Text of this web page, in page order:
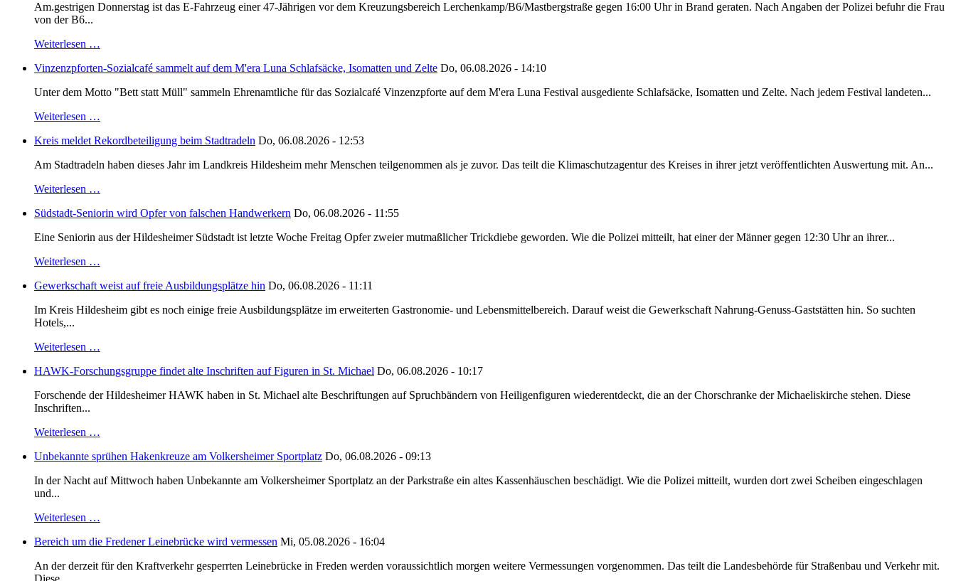
Am.gestrigen Donnerstag ist das E-Fahrzeug einer 47-Jährigen vor dem Kreuzungsbereich Lerchenkamp/B6/Mastbergstraße gegen 16:00 Uhr in Brand geraten. Nach Angaben der Polizei befuhr die Frau
von der B6...
Weiterlesen …
Vinzenzpforten-Sozialcafé sammelt auf dem M'era Luna Schlafsäcke, Isomatten und Zelte Do, 06.08.2026 - 14:10
Unter dem Motto "Bett statt Müll" sammeln Ehrenamtliche für das Sozialcafé Vinzenzpforte auf dem M'era Luna Festival ausgediente Schlafsäcke, Isomatten und Zelte. Nach jedem Festival landeten...
Weiterlesen …
Kreis meldet Rekordbeteiligung beim Stadtradeln Do, 06.08.2026 - 12:53
Am Stadtradeln haben dieses Jahr im Landkreis Hildesheim mehr Menschen teilgenommen als je zuvor. Das teilt die Klimaschutzagentur des Kreises in ihrer jetzt veröffentlichten Auswertung mit. An...
Weiterlesen …
Südstadt-Seniorin wird Opfer von falschen Handwerkern Do, 06.08.2026 - 11:55
Eine Seniorin aus der Hildesheimer Südstadt ist letzte Woche Freitag Opfer zweier mutmaßlicher Trickdiebe geworden. Wie die Polizei mitteilt, hat einer der Männer gegen 12:30 Uhr an ihrer...
Weiterlesen …
Gewerkschaft weist auf freie Ausbildungsplätze hin Do, 06.08.2026 - 11:11
Im Kreis Hildesheim gibt es noch einige freie Ausbildungsplätze im erweiterten Gastronomie- und Lebensmittelbereich. Darauf weist die Gewerkschaft Nahrung-Genuss-Gaststätten hin. So suchten
Hotels,...
Weiterlesen …
HAWK-Forschungsgruppe findet alte Inschriften auf Figuren in St. Michael Do, 06.08.2026 - 10:17
Forschende der Hildesheimer HAWK haben in St. Michael alte Beschriftungen auf Spruchbändern von Heiligenfiguren wiederentdeckt, die an der Chorschranke der Michaeliskirche stehen. Diese
Inschriften...
Weiterlesen …
Unbekannte sprühen Hakenkreuze am Volkersheimer Sportplatz Do, 06.08.2026 - 09:13
In der Nacht auf Mittwoch haben Unbekannte am Volkersheimer Sportplatz an der Parkstraße ein altes Kassenhäuschen beschädigt. Wie die Polizei mitteilt, wurden dort zwei Scheiben eingeschlagen
und...
Weiterlesen …
Bereich um die Fredener Leinebrücke wird vermessen Mi, 05.08.2026 - 16:04
An der derzeit für den Kraftverkehr gesperrten Leinebrücke in Freden werden voraussichtlich morgen weitere Vermessungen vorgenommen. Das teilt die Landesbehörde für Straßenbau und Verkehr mit.